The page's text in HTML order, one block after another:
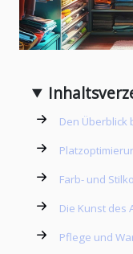
Den Überblick
Farb- und
Die Kunst des
Pflege und